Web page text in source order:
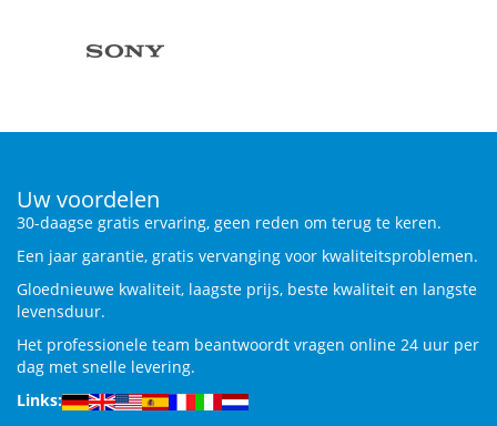
Uw voordelen
30-daagse gratis ervaring, geen reden om terug te keren.
Een jaar garantie, gratis vervanging voor kwaliteitsproblemen.
Gloednieuwe kwaliteit, laagste prijs, beste kwaliteit en langste
levensduur.
Het professionele team beantwoordt vragen online 24 uur per
dag met snelle levering.
Links: